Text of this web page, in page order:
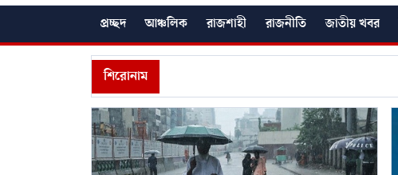
প্রচ্ছদ আঞ্চলিক রাজশাহী রাজনীতি জাতীয় খবর
শিরোনাম